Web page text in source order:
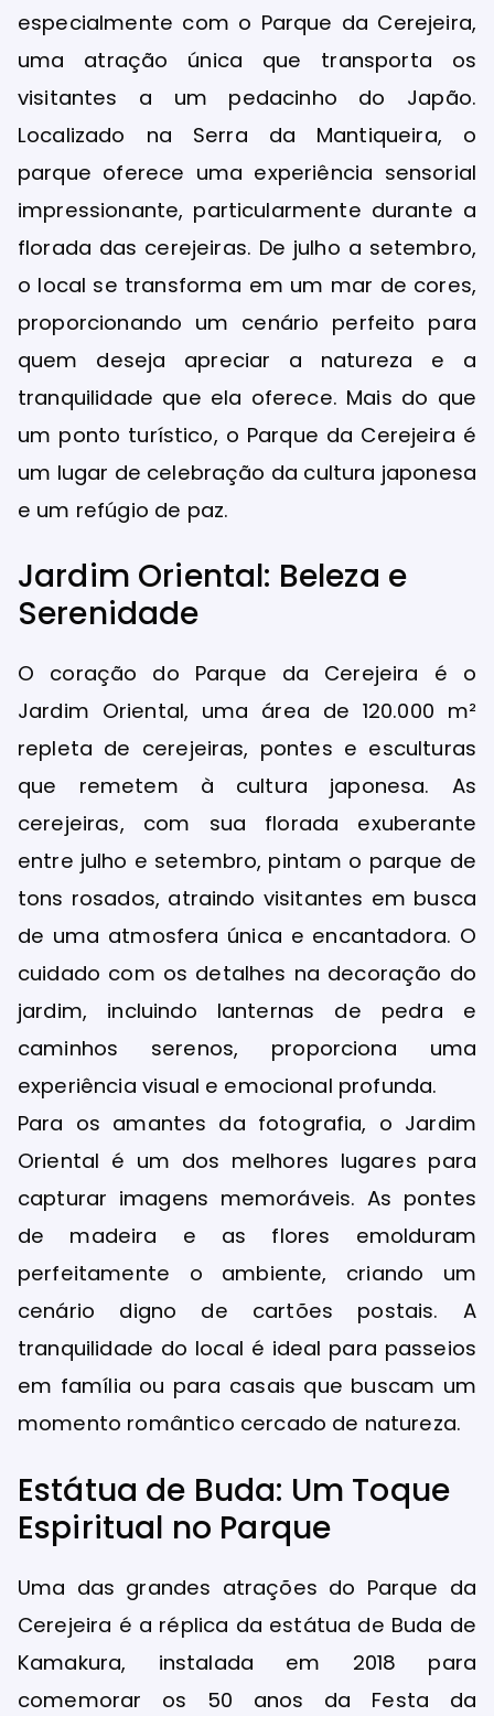
especialmente com o Parque da Cerejeira,
uma atração única que transporta os
visitantes a um pedacinho do Japão.
Localizado na Serra da Mantiqueira, o
parque oferece uma experiência sensorial
impressionante, particularmente durante a
florada das cerejeiras. De julho a setembro,
o local se transforma em um mar de cores,
proporcionando um cenário perfeito para
quem deseja apreciar a natureza e a
tranquilidade que ela oferece. Mais do que
um ponto turístico, o Parque da Cerejeira é
um lugar de celebração da cultura japonesa
e um refúgio de paz.
Jardim Oriental: Beleza e
Serenidade
O coração do Parque da Cerejeira é o
Jardim Oriental, uma área de 120.000 m²
repleta de cerejeiras, pontes e esculturas
que remetem à cultura japonesa. As
cerejeiras, com sua florada exuberante
entre julho e setembro, pintam o parque de
tons rosados, atraindo visitantes em busca
de uma atmosfera única e encantadora. O
cuidado com os detalhes na decoração do
jardim, incluindo lanternas de pedra e
caminhos serenos, proporciona uma
experiência visual e emocional profunda.
Para os amantes da fotografia, o Jardim
Oriental é um dos melhores lugares para
capturar imagens memoráveis. As pontes
de madeira e as flores emolduram
perfeitamente o ambiente, criando um
cenário digno de cartões postais. A
tranquilidade do local é ideal para passeios
em família ou para casais que buscam um
momento romântico cercado de natureza.
Estátua de Buda: Um Toque
Espiritual no Parque
Uma das grandes atrações do Parque da
Cerejeira é a réplica da estátua de Buda de
Kamakura, instalada em 2018 para
comemorar os 50 anos da Festa da